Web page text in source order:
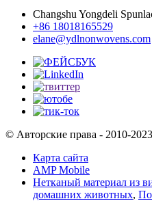
Changshu Yongdeli
+86 18018165529
elane@ydlnonwovens.com
© Авторские права - 2010-
Карта сайта
AMP Mobile
Нетканый материал из
домашних животных,